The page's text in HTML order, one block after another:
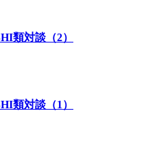
類対談（2）
類対談（1）